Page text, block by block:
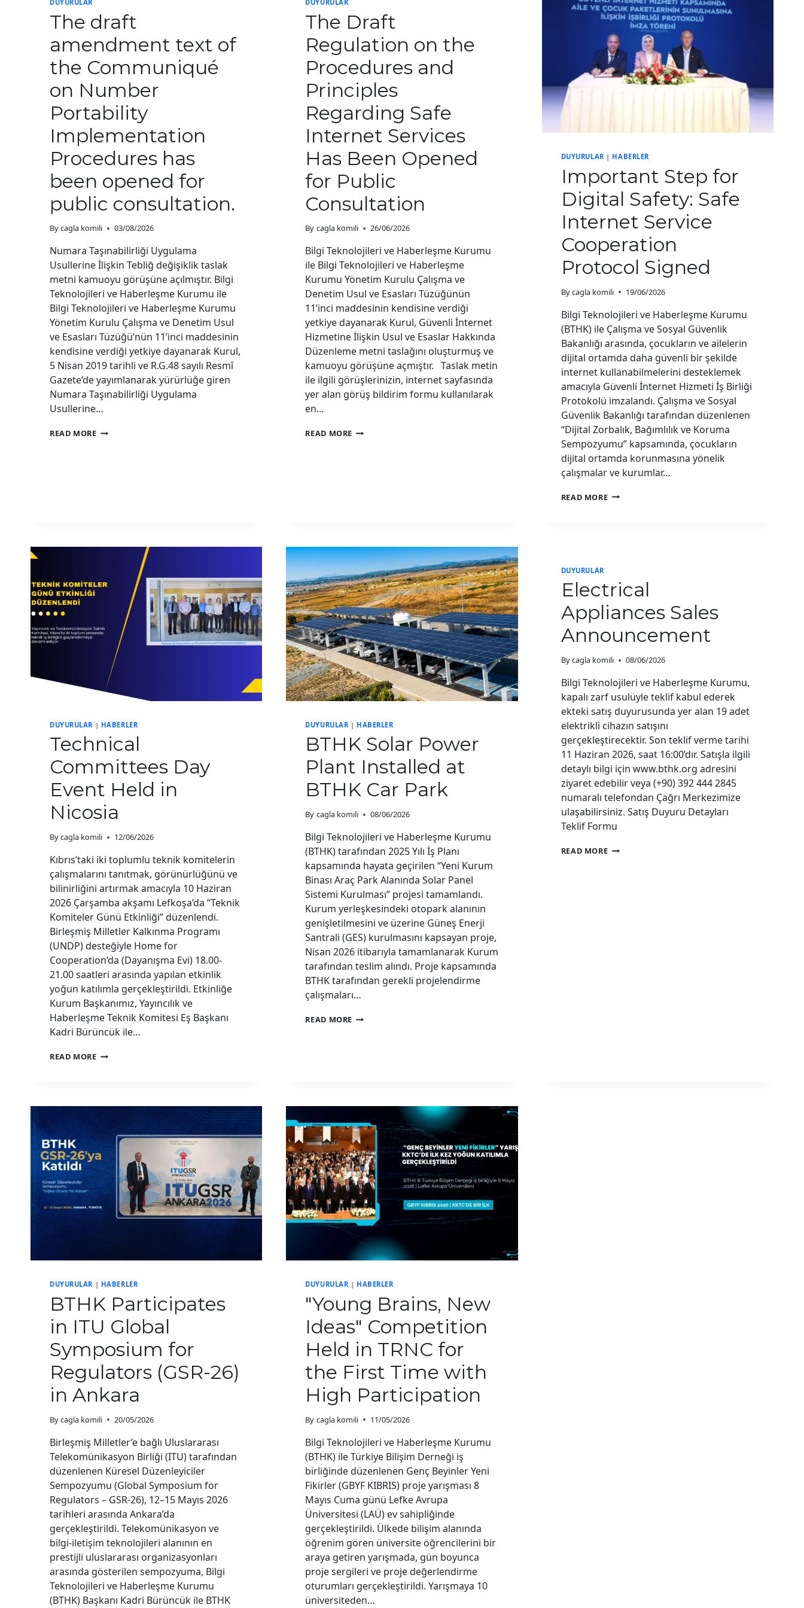
DUYURULAR
The draft
amendment text of
the Communiqué
on Number
Portability
Implementation
Procedures has
been opened for
public consultation.
Bycagla komili 03/08/2026
Numara Taşınabilirliği Uygulama
Usullerine İlişkin Tebliğ değişiklik taslak
metni kamuoyu görüşüne açılmıştır. Bilgi
Teknolojileri ve Haberleşme Kurumu ile
Bilgi Teknolojileri ve Haberleşme Kurumu
Yönetim Kurulu Çalışma ve Denetim Usul
ve Esasları Tüzüğü’nün 11’inci maddesinin
kendisine verdiği yetkiye dayanarak Kurul,
5 Nisan 2019 tarihli ve R.G.48 sayılı Resmî
Gazete’de yayımlanarak yürürlüğe giren
Numara Taşınabilirliği Uygulama
Usullerine…
READ MORETHE
PROCEDURES
OPENED
CONSULTATION.
DUYURULAR
The Draft
Regulation on the
Procedures and
Principles
Regarding Safe
Internet Services
Has Been Opened
for Public
Consultation
By cagla komili 26/06/2026
Bilgi Teknolojileri ve Haberleşme Kurumu
ile Bilgi Teknolojileri ve Haberleşme
Kurumu Yönetim Kurulu Çalışma ve
Denetim Usul ve Esasları Tüzüğünün
11’inci maddesinin kendisine verdiği
yetkiye dayanarak Kurul, Güvenli İnternet
Hizmetine İlişkin Usul ve Esaslar Hakkında
Düzenleme metni taslağını oluşturmuş ve
kamuoyu görüşüne açmıştır. Taslak metin
ile ilgili görüşlerinizin, internet sayfasında
yer alan görüş bildirim formu kullanılarak
en…
READ MORE THE
SERVICES
HAS
BEEN
OPENED
FOR
PUBLIC
CONSULTATION
DUYURULAR| HABERLER
Important Step for
Digital Safety: Safe
Internet Service
Cooperation
Protocol Signed
Bycagla komili 19/06/2026
Bilgi Teknolojileri ve Haberleşme Kurumu
(BTHK) ile Çalışma ve Sosyal Güvenlik
Bakanlığı arasında, çocukların ve ailelerin
dijital ortamda daha güvenli bir şekilde
internet kullanabilmelerini desteklemek
amacıyla Güvenli İnternet Hizmeti İş Birliği
Protokolü imzalandı. Çalışma ve Sosyal
Güvenlik Bakanlığı tarafından düzenlenen
“Dijital Zorbalık, Bağımlılık ve Koruma
Sempozyumu” kapsamında, çocukların
dijital ortamda korunmasına yönelik
çalışmalar ve kurumlar…
READ MOREIMPORTANT
COOPERATION
PROTOCOL
SIGNED
DUYURULAR | HABERLER
Technical
Committees Day
Event Held in
Nicosia
Bycagla komili 12/06/2026
Kıbrıs’taki iki toplumlu teknik komitelerin
çalışmalarını tanıtmak, görünürlüğünü ve
bilinirliğini artırmak amacıyla 10 Haziran
2026 Çarşamba akşamı Lefkoşa’da “Teknik
Komiteler Günü Etkinliği” düzenlendi.
Birleşmiş Milletler Kalkınma Programı
(UNDP) desteğiyle Home for
Cooperation’da (Dayanışma Evi) 18.00-
21.00 saatleri arasında yapılan etkinlik
yoğun katılımla gerçekleştirildi. Etkinliğe
Kurum Başkanımız, Yayıncılık ve
Haberleşme Teknik Komitesi Eş Başkanı
Kadri Bürüncük ile…
READ MORETECHNICAL
DUYURULAR | HABERLER
BTHK Solar Power
Plant Installed at
BTHK Car Park
By cagla komili 08/06/2026
Bilgi Teknolojileri ve Haberleşme Kurumu
(BTHK) tarafından 2025 Yılı İş Planı
kapsamında hayata geçirilen “Yeni Kurum
Binası Araç Park Alanında Solar Panel
Sistemi Kurulması” projesi tamamlandı.
Kurum yerleşkesindeki otopark alanının
genişletilmesini ve üzerine Güneş Enerji
Santrali (GES) kurulmasını kapsayan proje,
Nisan 2026 itibarıyla tamamlanarak Kurum
tarafından teslim alındı. Proje kapsamında
BTHK tarafından gerekli projelendirme
çalışmaları…
READ MORE BTHK
PARK
DUYURULAR
Electrical
Appliances Sales
Announcement
Bycagla komili 08/06/2026
Bilgi Teknolojileri ve Haberleşme Kurumu,
kapalı zarf usulüyle teklif kabul ederek
ekteki satış duyurusunda yer alan 19 adet
elektrikli cihazın satışını
gerçekleştirecektir. Son teklif verme tarihi
11 Haziran 2026, saat 16:00’dır. Satışla ilgili
detaylı bilgi için www.bthk.org adresini
ziyaret edebilir veya (+90) 392 444 2845
numaralı telefondan Çağrı Merkezimize
ulaşabilirsiniz. Satış Duyuru Detayları
Teklif Formu
READ MOREELECTRICAL
DUYURULAR | HABERLER
BTHK Participates
in ITU Global
Symposium for
Regulators (GSR-26)
in Ankara
Bycagla komili 20/05/2026
Birleşmiş Milletler’e bağlı Uluslararası
Telekomünikasyon Birliği (ITU) tarafından
düzenlenen Küresel Düzenleyiciler
Sempozyumu (Global Symposium for
Regulators – GSR-26), 12–15 Mayıs 2026
tarihleri arasında Ankara’da
gerçekleştirildi. Telekomünikasyon ve
bilgi-iletişim teknolojileri alanının en
prestijli uluslararası organizasyonları
arasında gösterilen sempozyuma, Bilgi
Teknolojileri ve Haberleşme Kurumu
(BTHK) Başkanı Kadri Bürüncük ile BTHK
DUYURULAR| HABERLER
"Young Brains, New
Ideas" Competition
Held in TRNC for
the First Time with
High Participation
By cagla komili 11/05/2026
Bilgi Teknolojileri ve Haberleşme Kurumu
(BTHK) ile Türkiye Bilişim Derneği iş
birliğinde düzenlenen Genç Beyinler Yeni
Fikirler (GBYF KIBRIS) proje yarışması 8
Mayıs Cuma günü Lefke Avrupa
Üniversitesi (LAÜ) ev sahipliğinde
gerçekleştirildi. Ülkede bilişim alanında
öğrenim gören üniversite öğrencilerini bir
araya getiren yarışmada, gün boyunca
proje sergileri ve proje değerlendirme
oturumları gerçekleştirildi. Yarışmaya 10
üniversiteden…